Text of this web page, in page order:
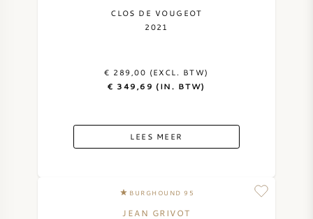
CLOS DE VOUGEOT
2021
€ 289,00 (EXCL. BTW)
€ 349,69 (IN. BTW)
LEES MEER
BURGHOUND 95
JEAN GRIVOT